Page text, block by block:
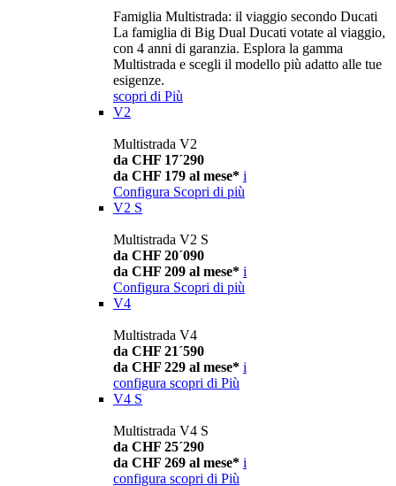
Famiglia Multistrada: il viaggio secondo Ducati
La famiglia di Big Dual Ducati votate al viaggio,
con 4 anni di garanzia. Esplora la gamma
Multistrada e scegli il modello più adatto alle tue
esigenze.
scopri di Più
V2
Multistrada V2
da CHF 17´290
da CHF 179 al mese* i
Configura Scopri di più
V2 S
Multistrada V2 S
da CHF 20´090
da CHF 209 al mese* i
Configura Scopri di più
V4
Multistrada V4
da CHF 21´590
da CHF 229 al mese* i
configura scopri di Più
V4 S
Multistrada V4 S
da CHF 25´290
da CHF 269 al mese* i
configura scopri di Più